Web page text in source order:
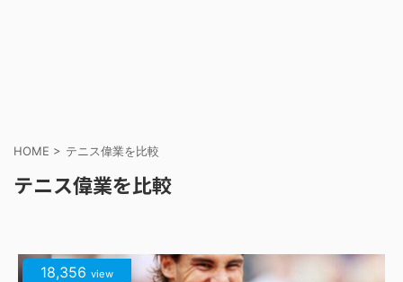
HOME > テニス偉業を比較
テニス偉業を比較
18,356 view